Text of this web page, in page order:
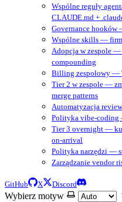
Wspólne reguły
CLAUDE.md +
Governance hooków
Wspólne skills —
Adopcja w zespole
compounding
Billing zespołowy —
Tier 2 w zespole —
merge patterns
Automatyzacja
Polityka vibe-coding
Tier 3 overnight —
on-arrival
Polityka narzędzi —
Zarządzanie vendor
GitHub X Discord
Wybierz motyw